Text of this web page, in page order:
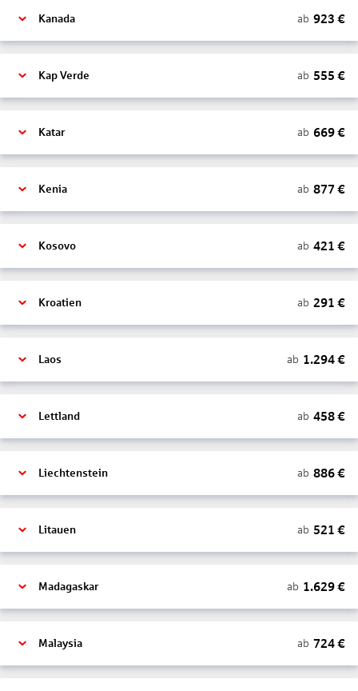
Kanada ab 923 €
Kap Verde ab 555 €
Katar ab 669€
Kenia ab 877 €
Kosovo ab 421 €
Kroatien ab 291 €
Laos ab 1.294€
Lettland ab 458€
Liechtenstein ab 886€
Litauen ab 521 €
Madagaskar ab 1.629€
Malaysia ab 724€